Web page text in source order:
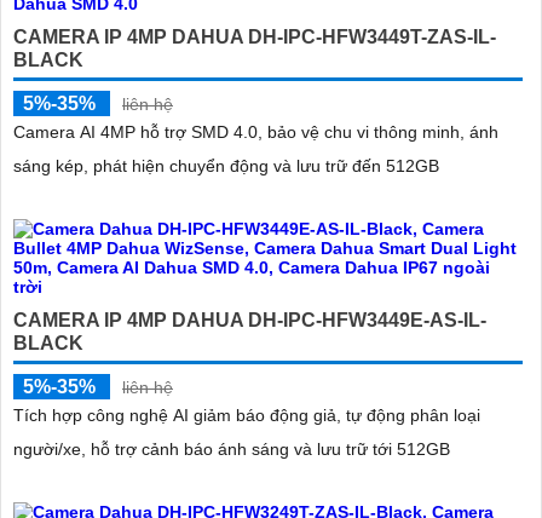
CAMERA IP 4MP DAHUA DH-IPC-HFW3449T-ZAS-IL-
BLACK
5%-35%
liên hệ
Camera AI 4MP hỗ trợ SMD 4.0, bảo vệ chu vi thông minh, ánh
sáng kép, phát hiện chuyển động và lưu trữ đến 512GB
CAMERA IP 4MP DAHUA DH-IPC-HFW3449E-AS-IL-
BLACK
5%-35%
liên hệ
Tích hợp công nghệ AI giảm báo động giả, tự động phân loại
người/xe, hỗ trợ cảnh báo ánh sáng và lưu trữ tới 512GB